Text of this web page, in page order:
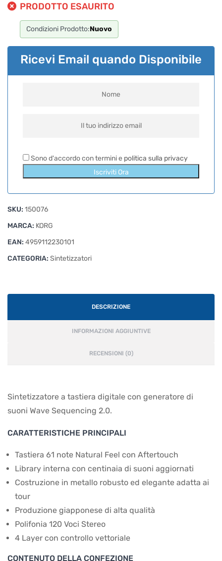
PRODOTTO ESAURITO
Condizioni Prodotto:Nuovo
Ricevi Email quando Disponibile
Sono d'accordo con termini e politica sulla privacy
Iscriviti Ora
SKU: 150076
MARCA: KORG
EAN: 4959112230101
CATEGORIA: Sintetizzatori
DESCRIZIONE
INFORMAZIONI AGGIUNTIVE
RECENSIONI (0)
Sintetizzatore a tastiera digitale con generatore di
suoni Wave Sequencing 2.0.
CARATTERISTICHE PRINCIPALI
Tastiera 61 note Natural Feel con Aftertouch
Library interna con centinaia di suoni aggiornati
Costruzione in metallo robusto ed elegante adatta ai
tour
Produzione giapponese di alta qualità
Polifonia 120 Voci Stereo
4 Layer con controllo vettoriale
CONTENUTO DELLA CONFEZIONE